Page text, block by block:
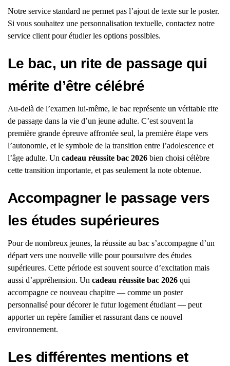
Notre service standard ne permet pas l’ajout de texte sur le poster.
Si vous souhaitez une personnalisation textuelle, contactez notre
service client pour étudier les options possibles.
Le bac, un rite de passage qui
mérite d’être célébré
Au-delà de l’examen lui-même, le bac représente un véritable rite
de passage dans la vie d’un jeune adulte. C’est souvent la
première grande épreuve affrontée seul, la première étape vers
l’autonomie, et le symbole de la transition entre l’adolescence et
l’âge adulte. Un cadeau réussite bac 2026 bien choisi célèbre
cette transition importante, et pas seulement la note obtenue.
Accompagner le passage vers
les études supérieures
Pour de nombreux jeunes, la réussite au bac s’accompagne d’un
départ vers une nouvelle ville pour poursuivre des études
supérieures. Cette période est souvent source d’excitation mais
aussi d’appréhension. Un cadeau réussite bac 2026 qui
accompagne ce nouveau chapitre — comme un poster
personnalisé pour décorer le futur logement étudiant — peut
apporter un repère familier et rassurant dans ce nouvel
environnement.
Les différentes mentions et